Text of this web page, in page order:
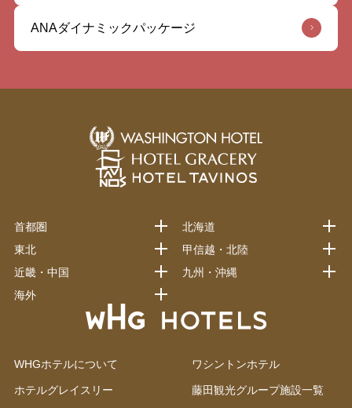
ANAダイナミックパッケージ
WHGホテルについて ワシントンホテル
ホテルグレイスリー 藤田観光グループ施設一覧
首都圏
北海道
東北
甲信越・北陸
近畿・中国
九州・沖縄
海外